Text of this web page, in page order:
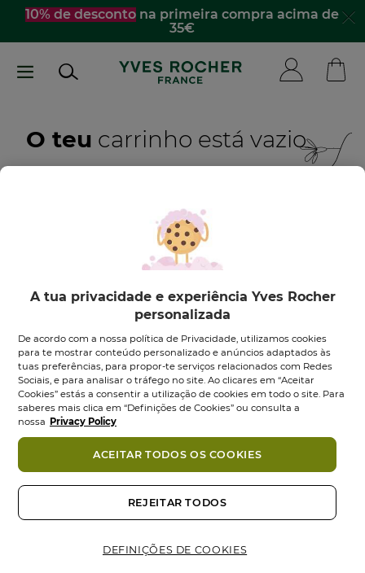
Passar
conteúdo
10% de descontona primeira compra acima de
35€
O teu carrinho está vazio
DESCOBRE OS NOSSOS PRODUTOS
A tua privacidade e experiência Yves Rocher
personalizada
De acordo com a nossa política de Privacidade, utilizamos cookies
para te mostrar conteúdo personalizado e anúncios adaptados às
tuas preferências, para propor-te serviços relacionados com Redes
Sociais, e para analisar o tráfego no site. Ao clicares em “Aceitar
Cookies” estás a consentir a utilização de cookies em todo o site. Para
saberes mais clica em “Definições de Cookies” ou consulta a
nossa Privacy Policy
DEFINIÇÕES DE COOKIES
REJEITAR TODOS
ACEITAR TODOS OS COOKIES